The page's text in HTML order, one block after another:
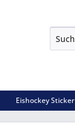
Eishockey Sticker